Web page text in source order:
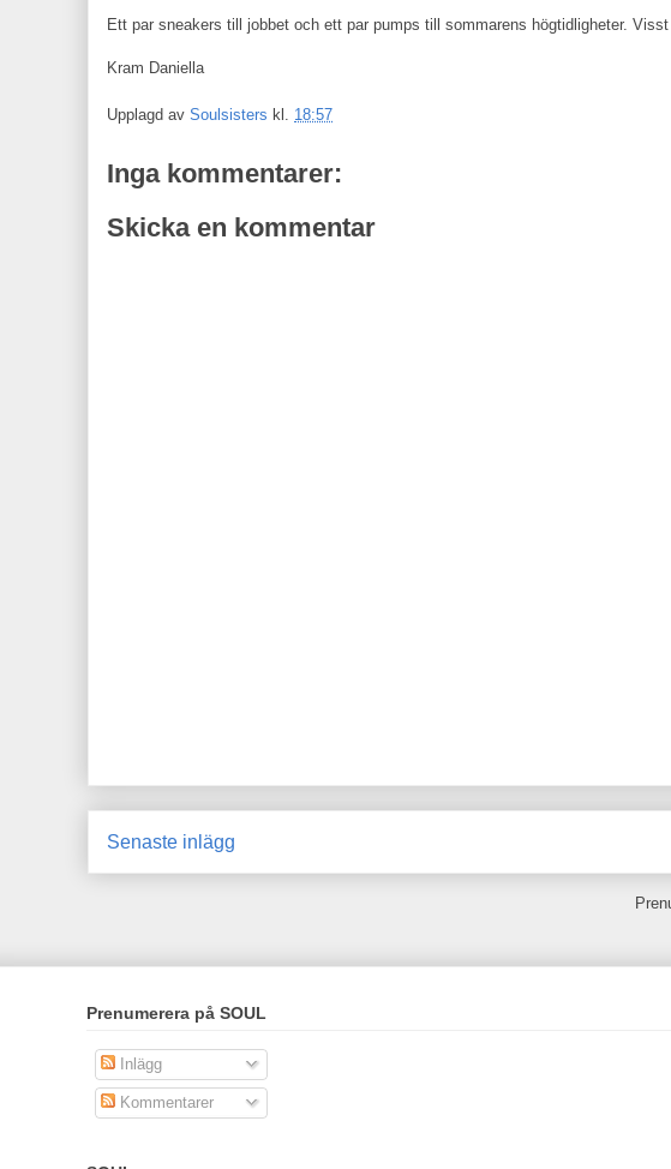
Ett par sneakers till jobbet och ett par pumps till sommarens högtidligheter.
Kram Daniella
Upplagd av Soulsisters kl. 18:57
Inga kommentarer:
Skicka en kommentar
Senaste inlägg
Prenumerera på SOUL
Inlägg
Kommentarer